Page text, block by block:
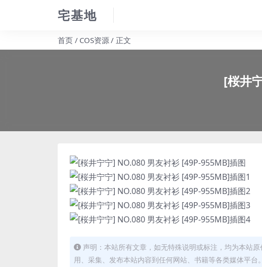
宅基地
首页 COS资源 正文
[桜井
声明：本站所有文章，如无特殊说明或标注，均为本站
用、采集、发布本站内容到任何网站、书籍等各类媒体平